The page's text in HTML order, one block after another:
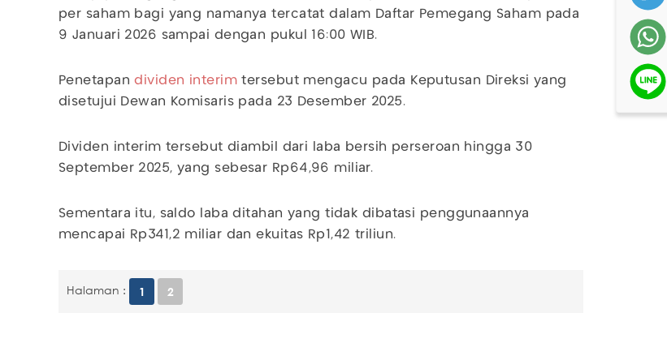
per saham bagi yang namanya tercatat dalam Daftar Pemegang Saham pada
9 Januari 2026 sampai dengan pukul 16:00 WIB.
Penetapandividen interim tersebut mengacu pada Keputusan Direksi yang
disetujui Dewan Komisaris pada 23 Desember 2025.
Dividen interim tersebut diambil dari laba bersih perseroan hingga 30
September 2025, yang sebesar Rp64,96 miliar.
Sementara itu, saldo laba ditahan yang tidak dibatasi penggunaannya
mencapai Rp341,2 miliar dan ekuitas Rp1,42 triliun.
Halaman : 1 2